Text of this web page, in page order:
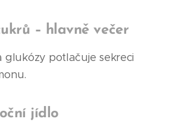
– hlavně večer
glukózy potlačuje sekreci
jídlo